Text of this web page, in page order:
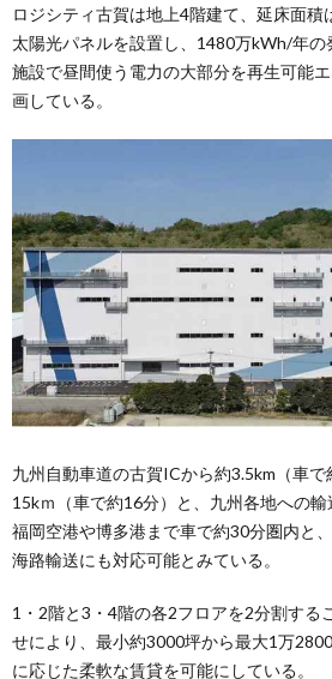
ロジシティ古賀は地上4階建て、延床面積
太陽光パネルを設置し、1480万kWh/年の
施設で昼間使う電力の大部分を再生可能
画している。
九州自動車道の古賀ICから約3.5km（車
15kｍ（車で約16分）と、九州各地への輸
福岡空港や博多港まで車で約30分圏内と
海路輸送にも対応可能とみている。
1・2階と3・4階の各2フロアを2分割する
せにより、最小約3000坪から最大1万
に応じた柔軟な賃貸を可能にしている。